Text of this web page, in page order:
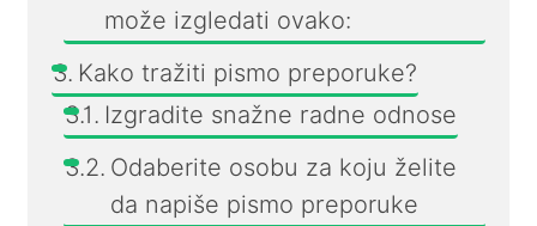
može izgledati ovako:
Kako tražiti pismo preporuke?
Izgradite snažne radne odnose
Odaberite osobu za koju želite
da napiše pismo preporuke